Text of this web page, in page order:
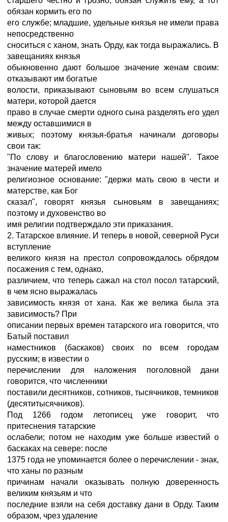
обязан кормить его по
его службе; младшие, удельные князья не имели права
непосредственно
сноситься с ханом, знать Орду, как тогда выражались. В
завещаниях князья
обыкновенно дают большое значение женам своим:
отказывают им богатые
волости, приказывают сыновьям во всем слушаться
матери, которой дается
право в случае смерти одного сына разделять его удел
между оставшимися в
живых; поэтому князья-братья начинали договоры
свои так:
"По слову и благословению матери нашей". Такое
значение матерей имело
религиозное основание: "держи мать свою в чести и
матерстве, как Бог
сказал", говорят князья сыновьям в завещаниях;
поэтому и духовенство во
имя религии подтверждало эти приказания.
2. Татарское влияние. И теперь в новой, северной Руси
вступление
великого князя на престол сопровождалось обрядом
посажения с тем, однако,
различием, что теперь сажал на стол посол татарский,
в чем ясно выражалась
зависимость князя от хана. Как же велика была эта
зависимость? При
описании первых времен татарского ига говорится, что
Батый поставил
наместников (баскаков) своих по всем городам
русским; в известии о
перечислении для наложения поголовной дани
говорится, что численники
поставили десятников, сотников, тысячников, темников
(десятитысячников).
Под 1266 годом летописец уже говорит, что
притеснения татарские
ослабели; потом не находим уже больше известий о
баскаках на севере: после
1375 года не упоминается более о перечислении - знак,
что ханы по разным
причинам начали оказывать полную доверенность
великим князьям и что
последние взяли на себя доставку дани в Орду. Таким
образом, чрез удаление